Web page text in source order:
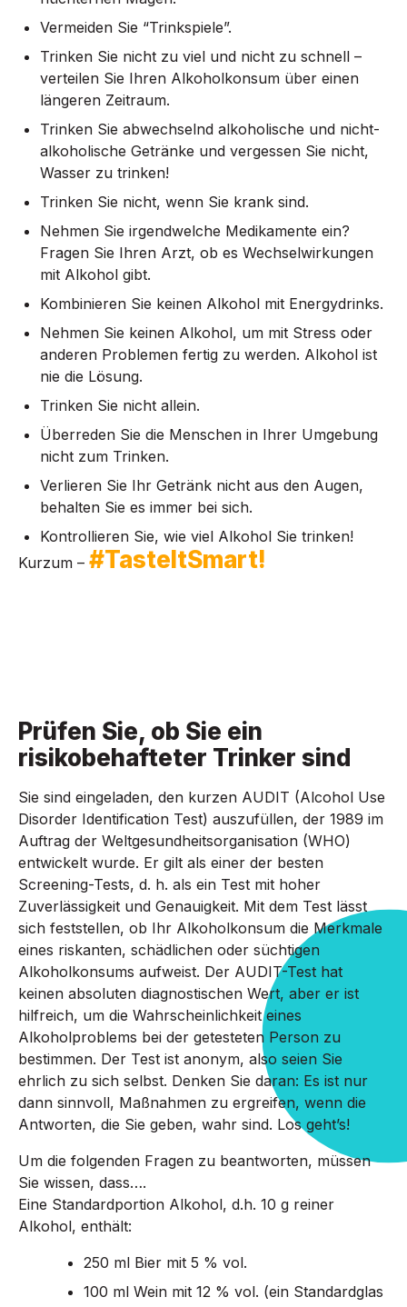
Vermeiden Sie “Trinkspiele”.
Trinken Sie nicht zu viel und nicht zu schnell –
verteilen Sie Ihren Alkoholkonsum über einen
längeren Zeitraum.
Trinken Sie abwechselnd alkoholische und nicht-
alkoholische Getränke und vergessen Sie nicht,
Wasser zu trinken!
Trinken Sie nicht, wenn Sie krank sind.
Nehmen Sie irgendwelche Medikamente ein?
Fragen Sie Ihren Arzt, ob es Wechselwirkungen
mit Alkohol gibt.
Kombinieren Sie keinen Alkohol mit Energydrinks.
Nehmen Sie keinen Alkohol, um mit Stress oder
anderen Problemen fertig zu werden. Alkohol ist
nie die Lösung.
Trinken Sie nicht allein.
Überreden Sie die Menschen in Ihrer Umgebung
nicht zum Trinken.
Verlieren Sie Ihr Getränk nicht aus den Augen,
behalten Sie es immer bei sich.
Kontrollieren Sie, wie viel Alkohol Sie trinken!
Kurzum – #TasteItSmart!
Prüfen Sie, ob Sie ein
risikobehafteter Trinker sind
Sie sind eingeladen, den kurzen AUDIT (Alcohol Use
Disorder Identification Test) auszufüllen, der 1989 im
Auftrag der Weltgesundheitsorganisation (WHO)
entwickelt wurde. Er gilt als einer der besten
Screening-Tests, d. h. als ein Test mit hoher
Zuverlässigkeit und Genauigkeit. Mit dem Test lässt
sich feststellen, ob Ihr Alkoholkonsum die Merkmale
eines riskanten, schädlichen oder süchtigen
Alkoholkonsums aufweist. Der AUDIT-Test hat
keinen absoluten diagnostischen Wert, aber er ist
hilfreich, um die Wahrscheinlichkeit eines
Alkoholproblems bei der getesteten Person zu
bestimmen. Der Test ist anonym, also seien Sie
ehrlich zu sich selbst. Denken Sie daran: Es ist nur
dann sinnvoll, Maßnahmen zu ergreifen, wenn die
Antworten, die Sie geben, wahr sind. Los geht’s!
Um die folgenden Fragen zu beantworten, müssen
Sie wissen, dass….
Eine Standardportion Alkohol, d.h. 10 g reiner
Alkohol, enthält:
250 ml Bier mit 5 % vol.
100 ml Wein mit 12 % vol. (ein Standardglas